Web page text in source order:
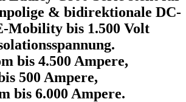
& bidirektionale DC-
Mobility bis 1.500 Volt
bis 4.500 Ampere,
500 Ampere,
bis 6.000 Ampere.